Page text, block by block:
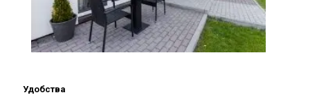
Удобства